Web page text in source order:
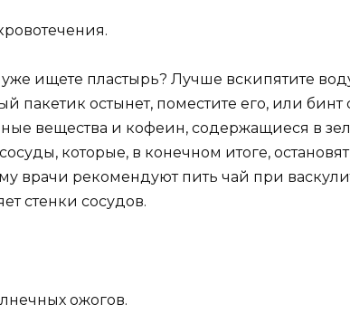
ищете пластырь? Лучше вскипятите
пакетик остынет, поместите его, или
вещества и кофеин, содержащиеся в
которые, в конечном итоге,
врачи рекомендуют пить чай при
стенки сосудов.
ожогов.